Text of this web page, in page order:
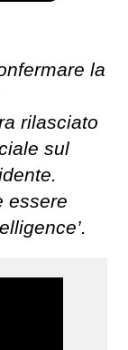
la
rilasciato
sul
essere